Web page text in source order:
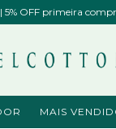
OFF primeira
MAIS